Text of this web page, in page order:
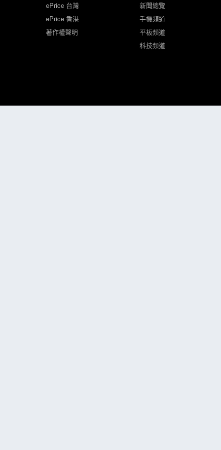
ePrice 台灣
ePrice 香港
著作權聲明
新聞總覽
手機頻道
平板頻道
科技頻道